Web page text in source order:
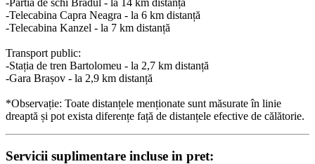
-Pârtia de schi Bradul - la 14 km distanță
-Telecabina Capra Neagra - la 6 km distanță
-Telecabina Kanzel - la 7 km distanță
Transport public:
-Stația de tren Bartolomeu - la 2,7 km distanță
-Gara Brașov - la 2,9 km distanță
*Observație: Toate distanțele menționate sunt măsurate în linie
dreaptă și pot exista diferențe față de distanțele efective de călătorie.
Servicii suplimentare incluse in pret: